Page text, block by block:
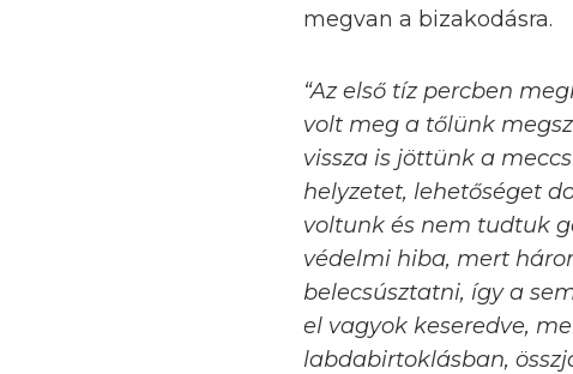
megvan a bizakodásra.
“Az első tíz percben
volt meg a tőlünk
vissza is jöttünk a
helyzetet, lehetőséget
voltunk és nem tudtuk
védelmi hiba, mert
belecsúsztatni, így a
el vagyok keseredve,
labdabirtoklásban,